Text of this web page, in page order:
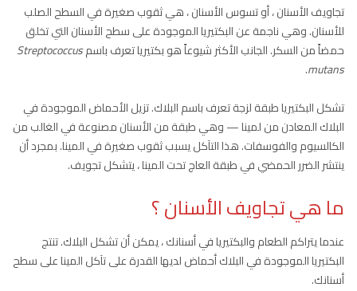
تجاويف الأسنان ، أو تسوس الأسنان ، هي ثقوب صغيرة في السطح الصلب
للأسنان. وهي ناجمة عن البكتيريا الموجودة على سطح الأسنان التي تخلق
حمضاً من السكر. الجانب الأكثر شيوعاً هو بكتيريا تعرف باسمStreptococcus
mutans
.
تشكل البكتيريا طبقة لزجة تعرف باسم البلاك. تزيل الأحماض الموجودة في
البلاك المعادن من لمينا — وهي طبقة من الأسنان مصنوعة في الغالب من
الكالسيوم والفوسفات. هذا التآكل يسبب ثقوب صغيرة في المينا. بمجرد أن
ينتشر الضرر الحمضي في طبقة العاج تحت المينا ، يتشكل تجويف.
ما هي تجاويف الأسنان ؟
عندما يتراكم الطعام والبكتيريا في أسنانك ، يمكن أن تشكل البلاك. تنتج
البكتيريا الموجودة في البلاك أحماض لديها القدرة على تآكل المينا على سطح
أسنانك.